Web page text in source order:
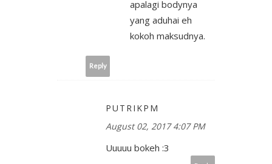
apalagi bodynya
yang aduhai eh
kokoh maksudnya.
Reply
PUTRIKPM
August 02, 2017 4:07 PM
Uuuuu bokeh :3